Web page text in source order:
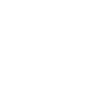
idees de
la natura. El
el paisatge i
els seus